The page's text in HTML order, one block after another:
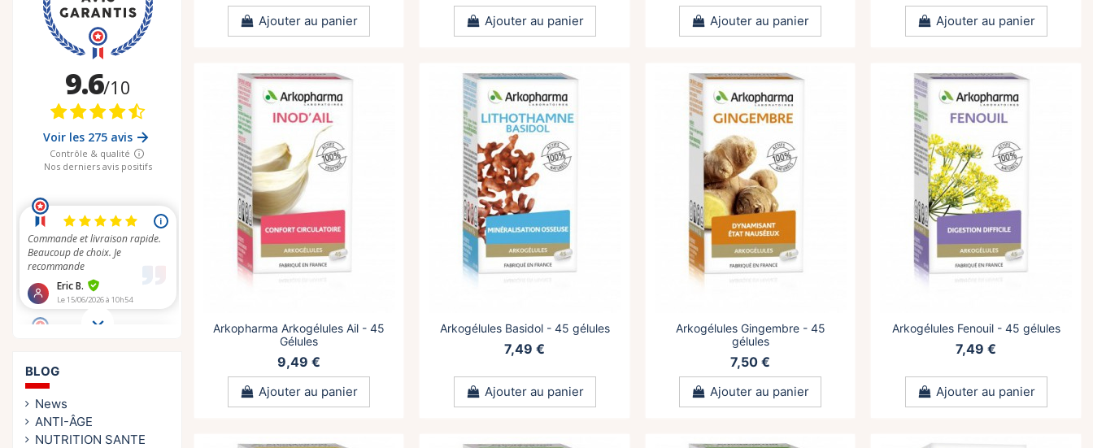
Ajouter au panier Ajouter au panier Ajouter au panier Ajouter au panier
Arkopharma Arkogélules Ail - 45
Gélules
9,49 €
Ajouter au panier
Arkogélules Basidol - 45 gélules
7,49 €
Ajouter au panier
Arkogélules Gingembre - 45
gélules
7,50 €
Ajouter au panier
Arkogélules Fenouil - 45 gélules
7,49 €
Ajouter au panier
BLOG
News
ANTI-ÂGE
NUTRITION SANTE